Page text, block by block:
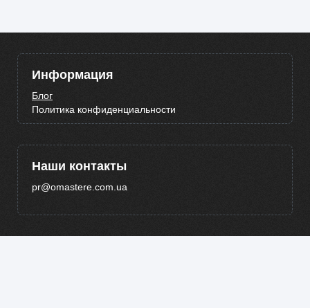
Информация
Блог
Политика конфиденциальности
Наши контакты
pr@omastere.com.ua